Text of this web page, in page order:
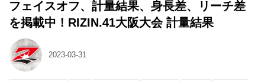
フェイスオフ、計量結果、身長差、リーチ差
を掲載中！RIZIN.41大阪大会 計量結果
2023-03-31